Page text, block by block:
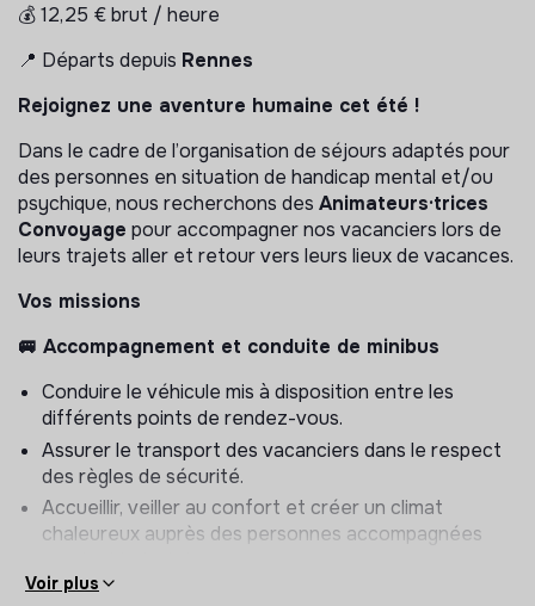
💰 12,25 € brut / heure
📍 Départs depuis Rennes
Rejoignez une aventure humaine cet été !
Dans le cadre de l’organisation de séjours adaptés pour
des personnes en situation de handicap mental et/ou
psychique, nous recherchons des Animateurs·trices
Convoyage pour accompagner nos vacanciers lors de
leurs trajets aller et retour vers leurs lieux de vacances.
Vos missions
🚐 Accompagnement et conduite de minibus
Conduire le véhicule mis à disposition entre les
différents points de rendez-vous.
Assurer le transport des vacanciers dans le respect
des règles de sécurité.
Accueillir, veiller au confort et créer un climat
chaleureux auprès des personnes accompagnées
Voir plus